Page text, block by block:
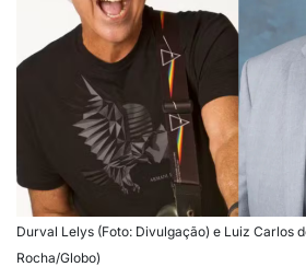
Durval Lelys (Foto: Divulgação) e Luiz Carlos
Rocha/Globo)